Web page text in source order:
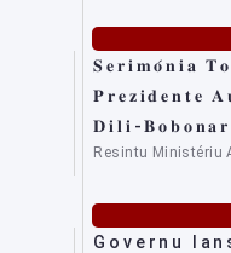
𝐒𝐞𝐫𝐢𝐦𝐨́𝐧𝐢𝐚
𝐏𝐫𝐞𝐳𝐢𝐝𝐞𝐧𝐭𝐞
𝐃𝐢𝐥𝐢-
Resintu Ministériu
Governu